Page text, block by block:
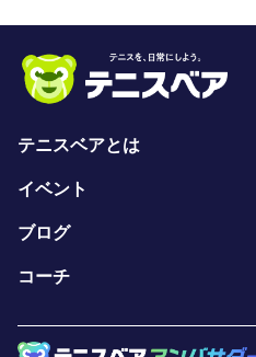
テニスベアとは
イベント
ブログ
コーチ